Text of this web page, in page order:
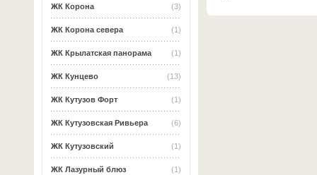
(3)
ЖК Корона
(1)
ЖК Корона севера
(1)
ЖК Крылатская панорама
(13)
ЖК Кунцево
(1)
ЖК Кутузов Форт
(6)
ЖК Кутузовская Ривьера
(1)
ЖК Кутузовский
(1)
ЖК Лазурный блюз